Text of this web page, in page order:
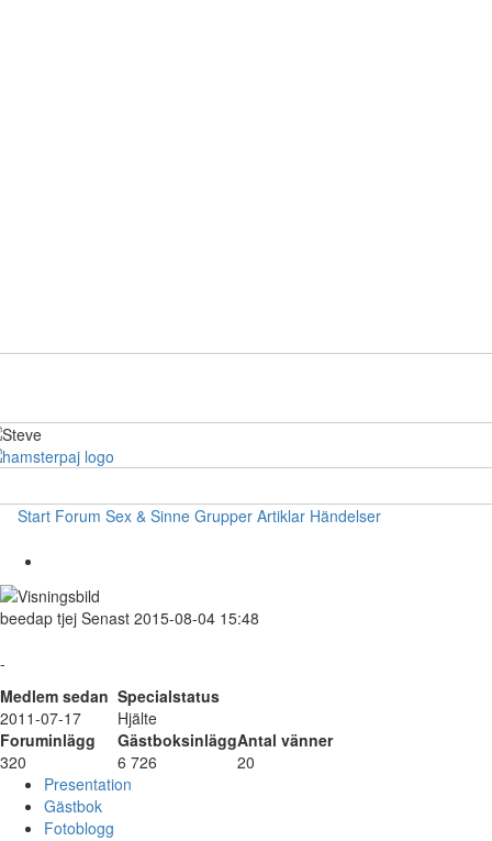
Start Forum Sex & Sinne Grupper Artiklar Händelser
beedap tjej Senast 2015-08-04 15:48
-
Medlem sedan Specialstatus
2011-07-17
Hjälte
Foruminlägg
GästboksinläggAntal vänner
320
6 726
20
Presentation
Gästbok
Fotoblogg